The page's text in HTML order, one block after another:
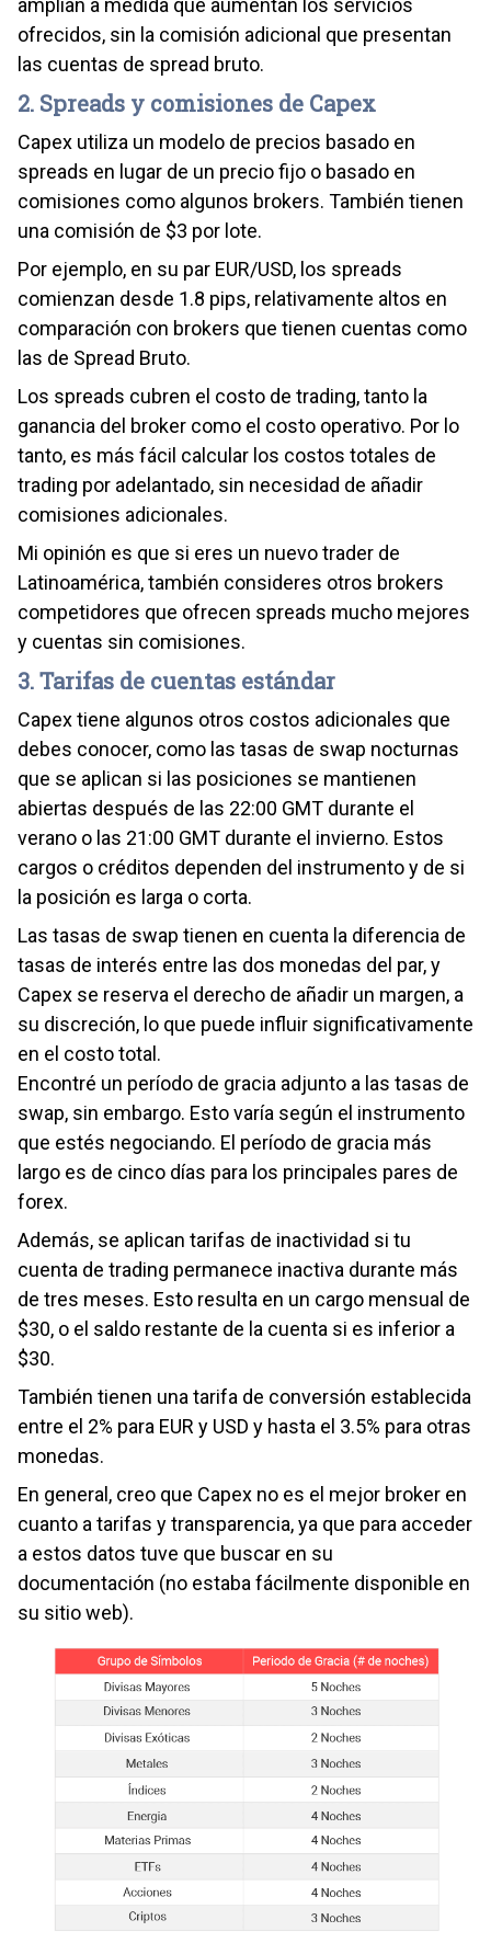
amplían a medida que aumentan los servicios
ofrecidos, sin la comisión adicional que presentan
las cuentas de spread bruto.
2. Spreads y comisiones de Capex
Capex utiliza un modelo de precios basado en
spreads en lugar de un precio fijo o basado en
comisiones como algunos brokers. También tienen
una comisión de $3 por lote.
Por ejemplo, en su par EUR/USD, los spreads
comienzan desde 1.8 pips, relativamente altos en
comparación con brokers que tienen cuentas como
las de Spread Bruto.
Los spreads cubren el costo de trading, tanto la
ganancia del broker como el costo operativo. Por lo
tanto, es más fácil calcular los costos totales de
trading por adelantado, sin necesidad de añadir
comisiones adicionales.
Mi opinión es que si eres un nuevo trader de
Latinoamérica, también consideres otros brokers
competidores que ofrecen spreads mucho mejores
y cuentas sin comisiones.
3. Tarifas de cuentas estándar
Capex tiene algunos otros costos adicionales que
debes conocer, como las tasas de swap nocturnas
que se aplican si las posiciones se mantienen
abiertas después de las 22:00 GMT durante el
verano o las 21:00 GMT durante el invierno. Estos
cargos o créditos dependen del instrumento y de si
la posición es larga o corta.
Las tasas de swap tienen en cuenta la diferencia de
tasas de interés entre las dos monedas del par, y
Capex se reserva el derecho de añadir un margen, a
su discreción, lo que puede influir significativamente
en el costo total.
Encontré un período de gracia adjunto a las tasas de
swap, sin embargo. Esto varía según el instrumento
que estés negociando. El período de gracia más
largo es de cinco días para los principales pares de
forex.
Además, se aplican tarifas de inactividad si tu
cuenta de trading permanece inactiva durante más
de tres meses. Esto resulta en un cargo mensual de
$30, o el saldo restante de la cuenta si es inferior a
$30.
También tienen una tarifa de conversión establecida
entre el 2% para EUR y USD y hasta el 3.5% para otras
monedas.
En general, creo que Capex no es el mejor broker en
cuanto a tarifas y transparencia, ya que para acceder
a estos datos tuve que buscar en su
documentación (no estaba fácilmente disponible en
su sitio web).